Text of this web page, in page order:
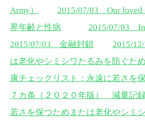
Army）
2015/07/03 Our loved
界年齢と性病
2015/07/03
2015/07/03 金融封鎖
2015/
は老化やシミシワたるみを防ぐた
康チェックリスト：永遠に若さを
７カ条（２０２０年版） 減量記
若さを保つためまたは老化やシ